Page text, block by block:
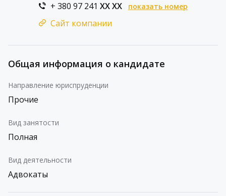
+ 380 97 241 XX XX показать номер
Сайт компании
Общая информация о кандидате
Направление юриспруденции
Прочие
Вид занятости
Полная
Вид деятельности
Адвокаты